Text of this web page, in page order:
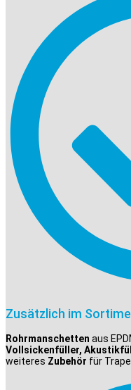
Zusätzlich im
Rohrmanschetten aus
Vollsickenfüller,
weiteres Zubehör für